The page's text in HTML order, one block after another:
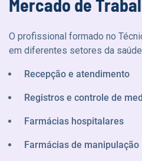
Mercado de
O profissional formado no
em diferentes setores da
Recepção e atendimento
Registros e controle de
Farmácias hospitalares
Farmácias de manipulação